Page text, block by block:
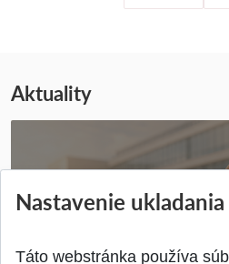
Aktuality
dekana Fakulty chemickej a
Nastavenie
Táto webstránka používa